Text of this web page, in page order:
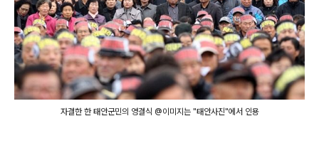
자결한 한 태안군민의 영결식 @이미지는 "태안사진"에서 인용